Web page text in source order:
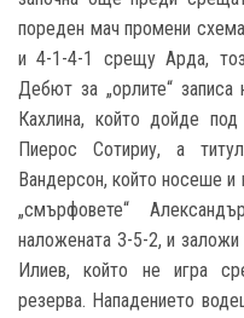
пореден мач промени
и 4-1-4-1 срещу Арда,
Дебют за „орлите“ записа
Кахлина, който дойде
Пиерос Сотириу, а
Вандерсон, който носеше и
„смърфовете“
наложената 3-5-2, и
Илиев, който не игра
резерва. Нападението